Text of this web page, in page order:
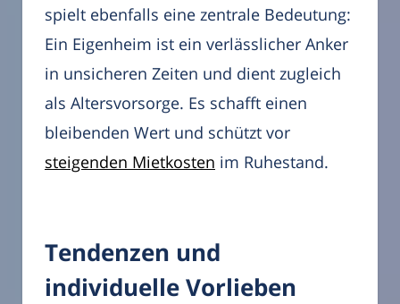
spielt ebenfalls eine zentrale Bedeutung:
Ein Eigenheim ist ein verlässlicher Anker
in unsicheren Zeiten und dient zugleich
als Altersvorsorge. Es schafft einen
bleibenden Wert und schützt vor
steigenden Mietkosten im Ruhestand.
Tendenzen und
individuelle Vorlieben